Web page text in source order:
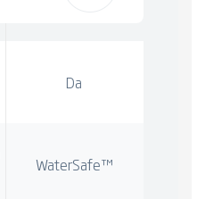
Da
WaterSafe™